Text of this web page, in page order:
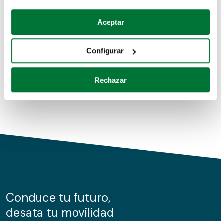
Si lo permite, también quisiéramos:
Recopilar información sobre su ubicación geográfica
Identificar su dispositivo analizándolo activamente
para buscar características específicas (huellas
Obtenga más información sobre cómo se procesan sus
de cookies.
información sobre el uso que haga del sitio web con
nuestros partners de redes sociales, publicidad y análisis
Aceptar
Configurar
Rechazar
Coches de segunda mano
Coches de km0
Conduce tu futuro,
desata tu movilidad